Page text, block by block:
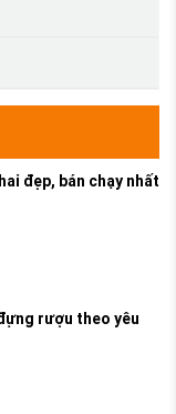
đẹp, bán chạy nhất
rượu theo yêu